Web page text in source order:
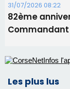
31/07/2026 08:22
82ème
Commandant
Les plus lus